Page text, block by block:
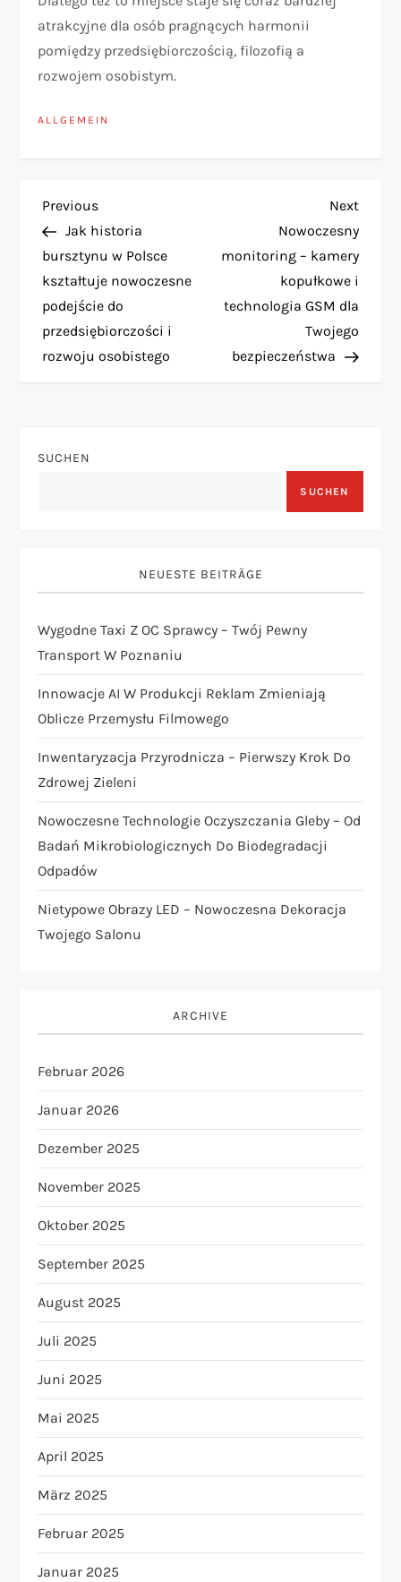
atrakcyjne dla osób pragnących harmonii
pomiędzy przedsiębiorczością, filozofią a
rozwojem osobistym.
ALLGEMEIN
B
e
i
t
g
a
v
i
g
a
t
i
o
n
Previous
Post
Previous
Jak historia
bursztynu w Polsce
kształtuje nowoczesne
podejście do
przedsiębiorczości i
rozwoju osobistego
Next
Post
Next
Nowoczesny
monitoring – kamery
kopułkowe i
technologia GSM dla
Twojego
bezpieczeństwa
SUCHEN
SUCHEN
NEUESTE BEITRÄGE
Wygodne Taxi Z OC Sprawcy – Twój Pewny
Transport W Poznaniu
Innowacje AI W Produkcji Reklam Zmieniają
Oblicze Przemysłu Filmowego
Inwentaryzacja Przyrodnicza – Pierwszy Krok Do
Zdrowej Zieleni
Nowoczesne Technologie Oczyszczania Gleby – Od
Badań Mikrobiologicznych Do Biodegradacji
Odpadów
Nietypowe Obrazy LED – Nowoczesna Dekoracja
Twojego Salonu
ARCHIVE
Februar 2026
Januar 2026
Dezember 2025
November 2025
Oktober 2025
September 2025
August 2025
Juli 2025
Juni 2025
Mai 2025
April 2025
März 2025
Februar 2025
Januar 2025